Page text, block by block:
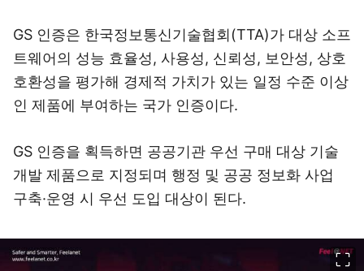
GS 인증은 한국정보통신기술협회(TTA)가 대상 소프
트웨어의 성능 효율성, 사용성, 신뢰성, 보안성, 상호
호환성을 평가해 경제적 가치가 있는 일정 수준 이상
인 제품에 부여하는 국가 인증이다.
GS 인증을 획득하면 공공기관 우선 구매 대상 기술
개발 제품으로 지정되며 행정 및 공공 정보화 사업
구축·운영 시 우선 도입 대상이 된다.